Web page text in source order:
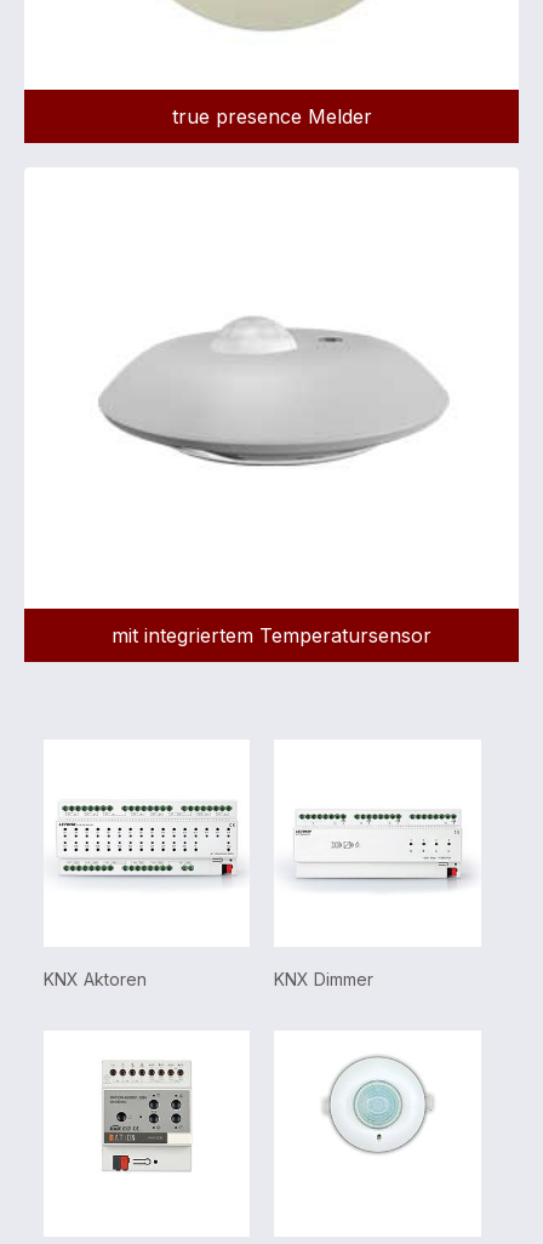
true presence Melder
mit integriertem Temperatursensor
KNX Aktoren KNX Dimmer